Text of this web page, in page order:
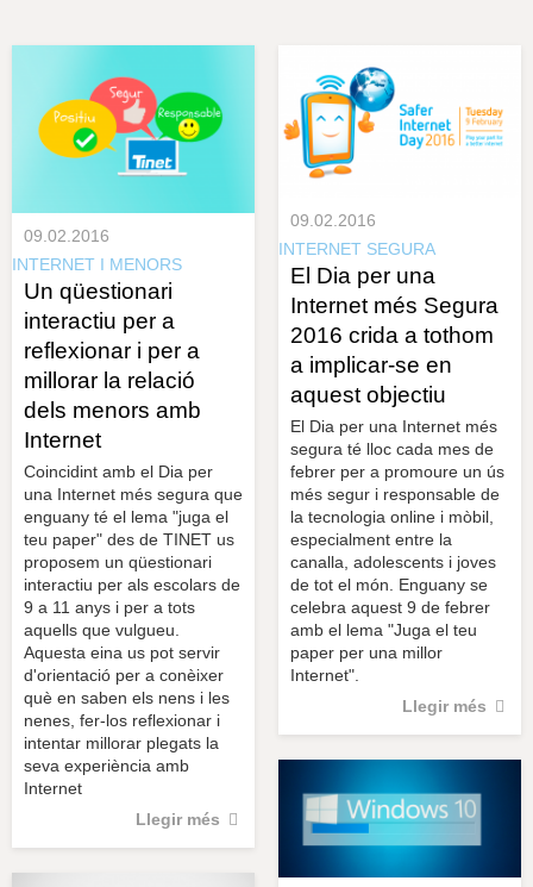
s
c
l
09.02.2016
INTERNET I MENORS
Un qüestionari
interactiu per a
reflexionar i per a
millorar la relació
dels menors amb
Internet
Coincidint amb el Dia per
una Internet més segura que
enguany té el lema "juga el
teu paper" des de TINET us
proposem un qüestionari
interactiu per als escolars de
9 a 11 anys i per a tots
aquells que vulgueu.
Aquesta eina us pot servir
d'orientació per a conèixer
què en saben els nens i les
nenes, fer-los reflexionar i
intentar millorar plegats la
seva experiència amb
Internet
Llegir més
09.02.2016
INTERNET SEGURA
El Dia per una
Internet més Segura
2016 crida a tothom
a implicar-se en
aquest objectiu
El Dia per una Internet més
segura té lloc cada mes de
febrer per a promoure un ús
més segur i responsable de
la tecnologia online i mòbil,
especialment entre la
canalla, adolescents i joves
de tot el món. Enguany se
celebra aquest 9 de febrer
amb el lema "Juga el teu
paper per una millor
Internet".
Llegir més